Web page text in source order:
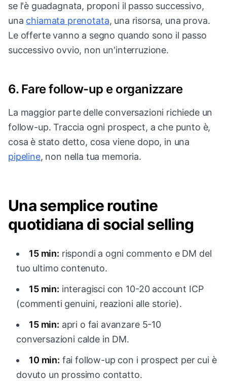
se l'è guadagnata, proponi il passo successivo,
una chiamata prenotata, una risorsa, una prova.
Le offerte vanno a segno quando sono il passo
successivo ovvio, non un'interruzione.
6. Fare follow-up e organizzare
La maggior parte delle conversazioni richiede un
follow-up. Traccia ogni prospect, a che punto è,
cosa è stato detto, cosa viene dopo, in una
pipeline, non nella tua memoria.
Una semplice routine
quotidiana di social selling
15 min: rispondi a ogni commento e DM del
tuo ultimo contenuto.
15 min: interagisci con 10-20 account ICP
(commenti genuini, reazioni alle storie).
15 min: apri o fai avanzare 5-10
conversazioni calde in DM.
10 min: fai follow-up con i prospect per cui è
dovuto un prossimo contatto.